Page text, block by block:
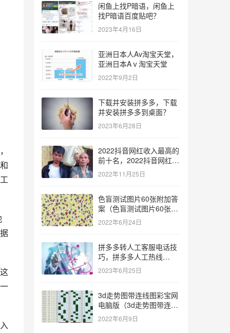
闲鱼上找P暗语，闲鱼上
找P暗语百度贴吧？
2023年4月16日
亚洲日本人Av淘宝天堂，
亚洲日本Aⅴ淘宝天堂
2022年9月2日
下载并安装拼多多，下载
并安装拼多多到桌面？
2023年6月28日
2022抖音网红收入最高的
前十名，2022抖音网红收
入最高的前十名有哪些？
2022年11月25日
色盲测试图片60张附加答
案（色盲测试图片60张复
杂）
2022年6月24日
拼多多转人工客服电话技
巧，拼多多人工热线
9541344？
2023年6月25日
3d走势图带连线图彩宝网
电脑版（3d走势图带连线
图彩宝网手机版）
2022年6月9日